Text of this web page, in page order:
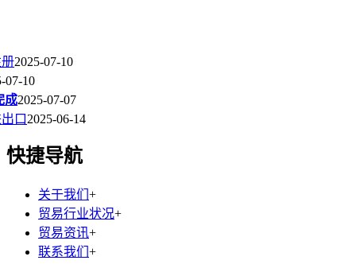
2025-07-10
07-10
成2025-07-07
口 2025-06-14
快捷导航
关于我们 +
贸易行业状况+
贸易资讯+
联系我们 +